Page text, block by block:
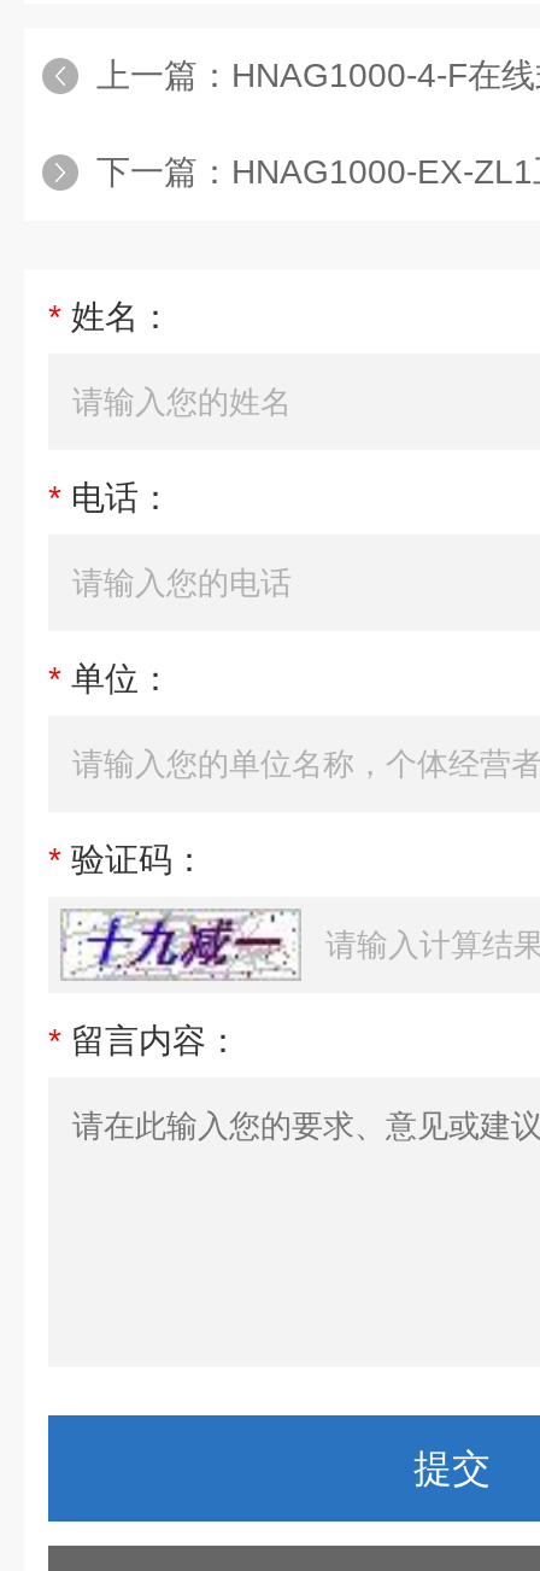
上一篇： HNAG1000-4-F在
下一篇： HNAG1000-EX-ZL1工
* 姓名：
* 电话：
* 单位：
* 验证码：
* 留言内容：